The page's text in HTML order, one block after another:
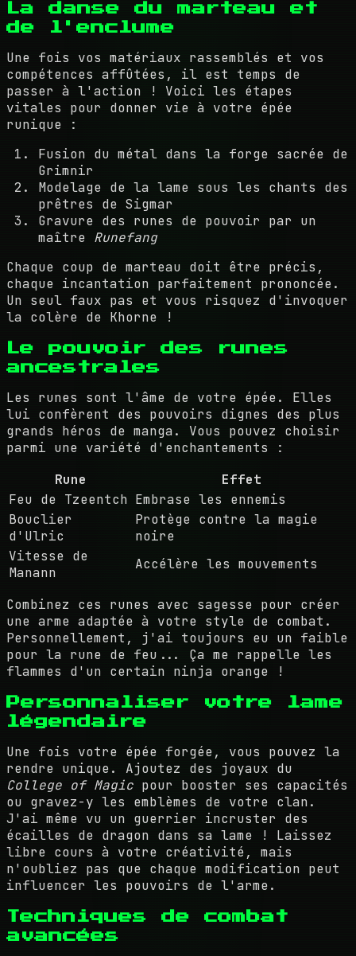
La danse du marteau et
de l'enclume
Une fois vos matériaux rassemblés et vos
compétences affûtées, il est temps de
passer à l'action ! Voici les étapes
vitales pour donner vie à votre épée
runique :
Fusion du métal dans la forge sacrée de
Grimnir
Modelage de la lame sous les chants des
prêtres de Sigmar
Gravure des runes de pouvoir par un
maître Runefang
Chaque coup de marteau doit être précis,
chaque incantation parfaitement prononcée.
Un seul faux pas et vous risquez d'invoquer
la colère de Khorne !
Le pouvoir des runes
ancestrales
Les runes sont l'âme de votre épée. Elles
lui confèrent des pouvoirs dignes des plus
grands héros de manga. Vous pouvez choisir
parmi une variété d'enchantements :
Rune
Effet
Feu de Tzeentch Embrase les ennemis
Bouclier
d'Ulric
Protège contre la magie
noire
Vitesse de
Manann
Accélère les mouvements
Combinez ces runes avec sagesse pour créer
une arme adaptée à votre style de combat.
Personnellement, j'ai toujours eu un faible
pour la rune de feu... Ça me rappelle les
flammes d'un certain ninja orange !
Personnaliser votre lame
légendaire
Une fois votre épée forgée, vous pouvez la
rendre unique. Ajoutez des joyaux du
College of Magic pour booster ses capacités
ou gravez-y les emblèmes de votre clan.
J'ai même vu un guerrier incruster des
écailles de dragon dans sa lame ! Laissez
libre cours à votre créativité, mais
n'oubliez pas que chaque modification peut
influencer les pouvoirs de l'arme.
Techniques de combat
avancées